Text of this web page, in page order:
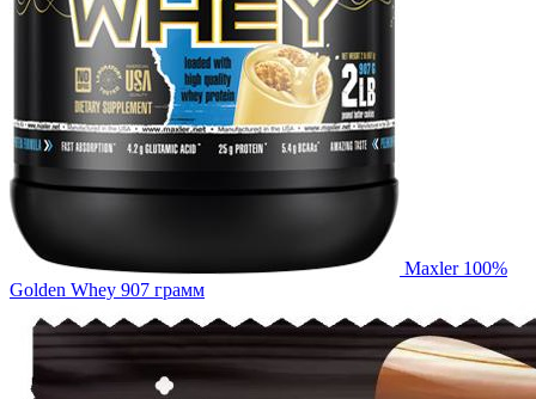
Maxler 100%
Golden Whey 907 грамм